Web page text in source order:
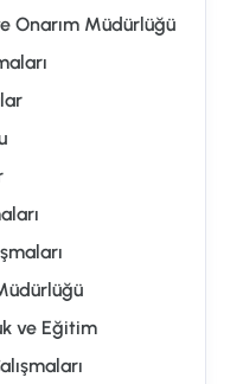
Onarım Müdürlüğü
ve Eğitim